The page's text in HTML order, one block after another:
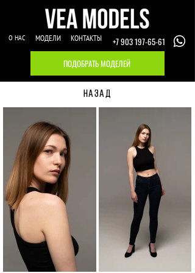
О НАС МОДЕЛИ КОНТАКТЫ
+7 903 197-65-61
ПОДОБРАТЬ МОДЕЛЕЙ
НАЗАД